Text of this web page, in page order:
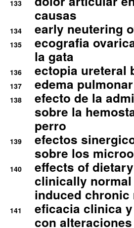
133
causas
134 early neutering
135
ecografia
la gata
136 ectopia ureteral
137 edema pulmonar
138
efecto de la
sobre la
perro
139
efectos
sobre los
140
effects of
clinically
induced chronic
141
eficacia clinica
con